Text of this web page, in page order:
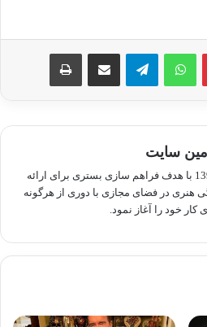
پینترستواتس آپ تلگرام اشتراک گذاری از طریق ایمیل چاپ
سایت
رسانه کاشمر سلام، از سال 1398 با هدف فراهم سازی بستری برای ارائه
هنری در فضای مجازی با دوری از هرگونه
کار خود را آغاز نمود.